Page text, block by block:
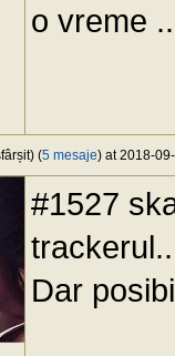
o vreme
(5 mesaje) at 2018-
#1527
Dar